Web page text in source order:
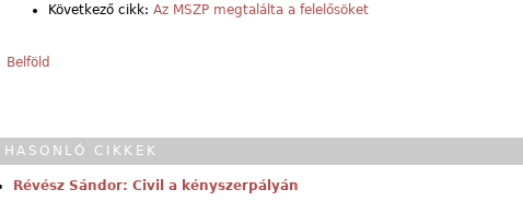
Következő cikk: Az MSZP megtalálta a felelősöket
Belföld
HASONLÓ CIKKEK
Révész Sándor: Civil a kényszerpályán